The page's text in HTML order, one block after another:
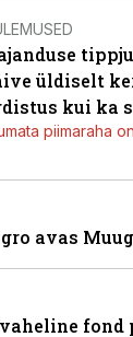
üldiselt
kui ka
piimaraha
avas
fond